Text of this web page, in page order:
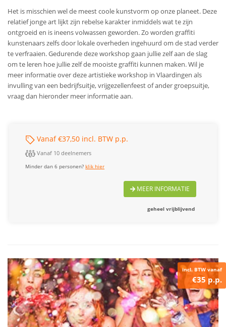
Het is misschien wel de meest coole kunstvorm op onze planeet. Deze
relatief jonge art lijkt zijn rebelse karakter inmiddels wat te zijn
ontgroeid en is ineens volwassen geworden. Zo worden graffiti
kunstenaars zelfs door lokale overheden ingehuurd om de stad verder
te verfraaien. Gedurende deze workshop gaan jullie zelf aan de slag
om te leren hoe jullie zelf de mooiste graffiti kunnen maken.Wil je
meer informatie over deze artistieke workshop in Vlaardingen als
invulling van een bedrijfsuitje, vrijgezellenfeest of ander groepsuitje,
vraag dan hieronder meer informatie aan.
Vanaf €37,50 incl. BTW p.p.
Vanaf 10 deelnemers
Minder dan 6 personen?klik hier
MEER INFORMATIE
geheel vrijblijvend
incl. BTW vanaf
€35 p.p.